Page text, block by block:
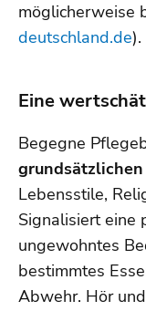
möglicherweise
deutschland.de).
Eine
Begegne
Lebensstile,
Signalisiert eine
ungewohntes
bestimmtes
Abwehr. Hör